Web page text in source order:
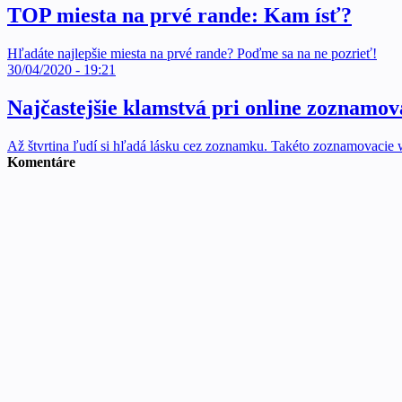
TOP miesta na prvé rande: Kam ísť?
Hľadáte najlepšie miesta na prvé rande? Poďme sa na ne pozrieť!
30/04/2020 - 19:21
Najčastejšie klamstvá pri online
Až štvrtina ľudí si hľadá lásku cez zoznamku. Takéto
Komentáre